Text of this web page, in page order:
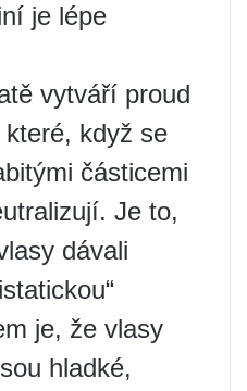
je lépe
vytváří proud
když se
částicemi
Je to,
dávali
je, že vlasy
hladké,